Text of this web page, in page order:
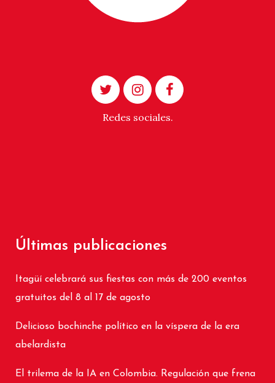
Redes sociales.
Últimas publicaciones
Itagüí celebrará sus fiestas con más de 200 eventos
gratuitos del 8 al 17 de agosto
Delicioso bochinche político en la víspera de la era
abelardista
El trilema de la IA en Colombia. Regulación que frena